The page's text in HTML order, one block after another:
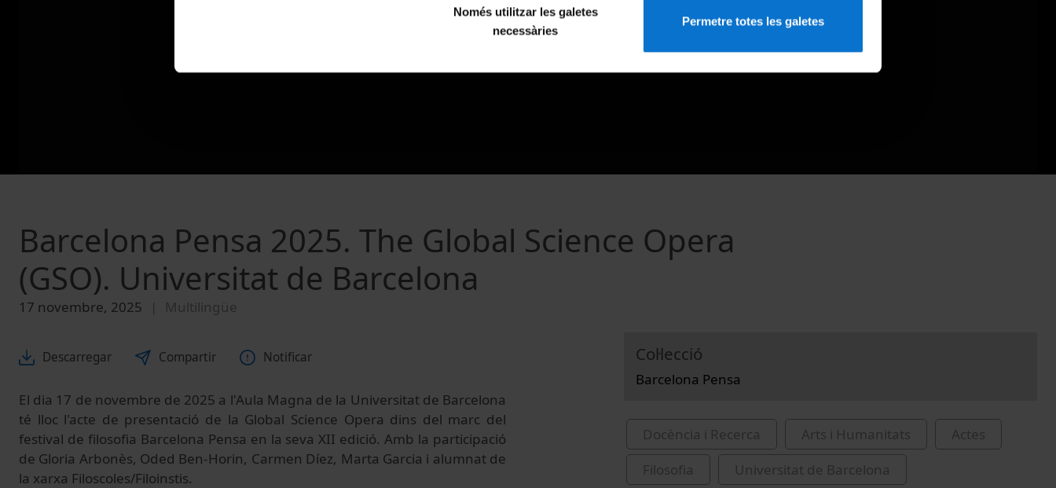
Només utilitzar les galetes
necessàries
Permetre totes les galetes
Barcelona Pensa 2025. The Global Science Opera
(GSO). Universitat de Barcelona
17 novembre, 2025 Multilingüe
Descarregar Compartir Notificar
El dia 17 de novembre de 2025 a l'Aula Magna de la Universitat de Barcelona
té lloc l'acte de presentació de la Global Science Opera dins del marc del
festival de filosofia Barcelona Pensa en la seva XII edició. Amb la participació
de Gloria Arbonès, Oded Ben-Horin, Carmen Díez, Marta Garcia i alumnat de
la xarxa Filoscoles/Filoinstis.
Col·lecció
Barcelona Pensa
Docència i Recerca Arts i Humanitats
Actes
Filosofia
Universitat de Barcelona